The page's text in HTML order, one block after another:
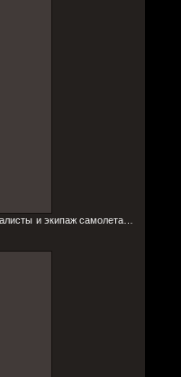
и экипаж самолета…